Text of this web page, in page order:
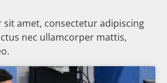
amet, consectetur adipiscing
nec ullamcorper mattis,